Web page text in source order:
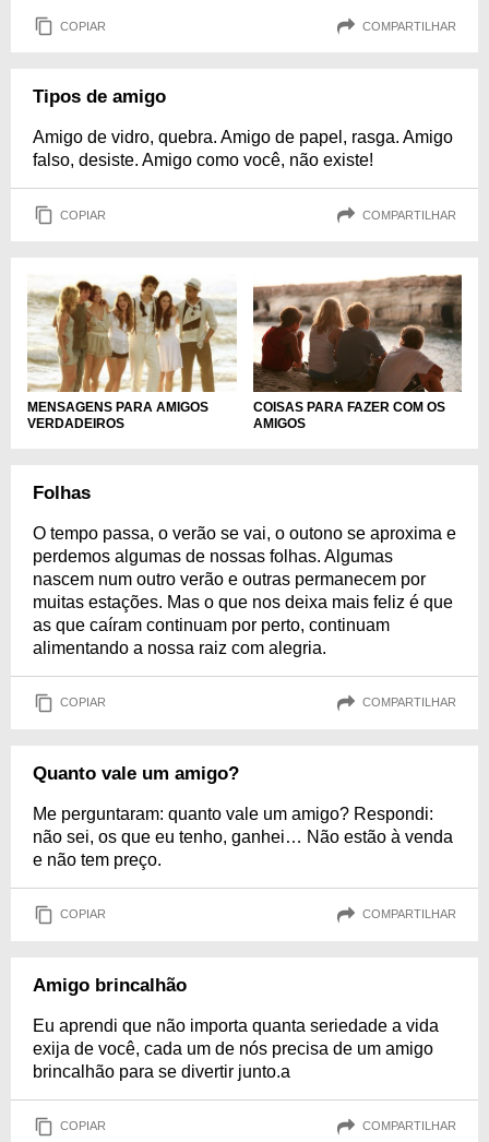
COPIAR COMPARTILHAR
Tipos de amigo
Amigo de vidro, quebra. Amigo de papel, rasga. Amigo
falso, desiste. Amigo como você, não existe!
COPIAR COMPARTILHAR
MENSAGENS PARA AMIGOS
VERDADEIROS
COISAS PARA FAZER COM OS
AMIGOS
Folhas
O tempo passa, o verão se vai, o outono se aproxima e
perdemos algumas de nossas folhas. Algumas
nascem num outro verão e outras permanecem por
muitas estações. Mas o que nos deixa mais feliz é que
as que caíram continuam por perto, continuam
alimentando a nossa raiz com alegria.
COPIAR COMPARTILHAR
Quanto vale um amigo?
Me perguntaram: quanto vale um amigo? Respondi:
não sei, os que eu tenho, ganhei… Não estão à venda
e não tem preço.
COPIAR COMPARTILHAR
Amigo brincalhão
Eu aprendi que não importa quanta seriedade a vida
exija de você, cada um de nós precisa de um amigo
brincalhão para se divertir junto.a
COPIAR COMPARTILHAR